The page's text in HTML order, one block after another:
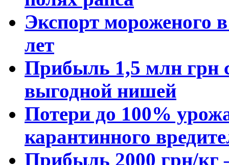
Экспорт мороженого
лет
Прибыль 1,5 млн грн
выгодной нишей
Потери до 100%
карантинного
Прибыль 2000 грн/кг